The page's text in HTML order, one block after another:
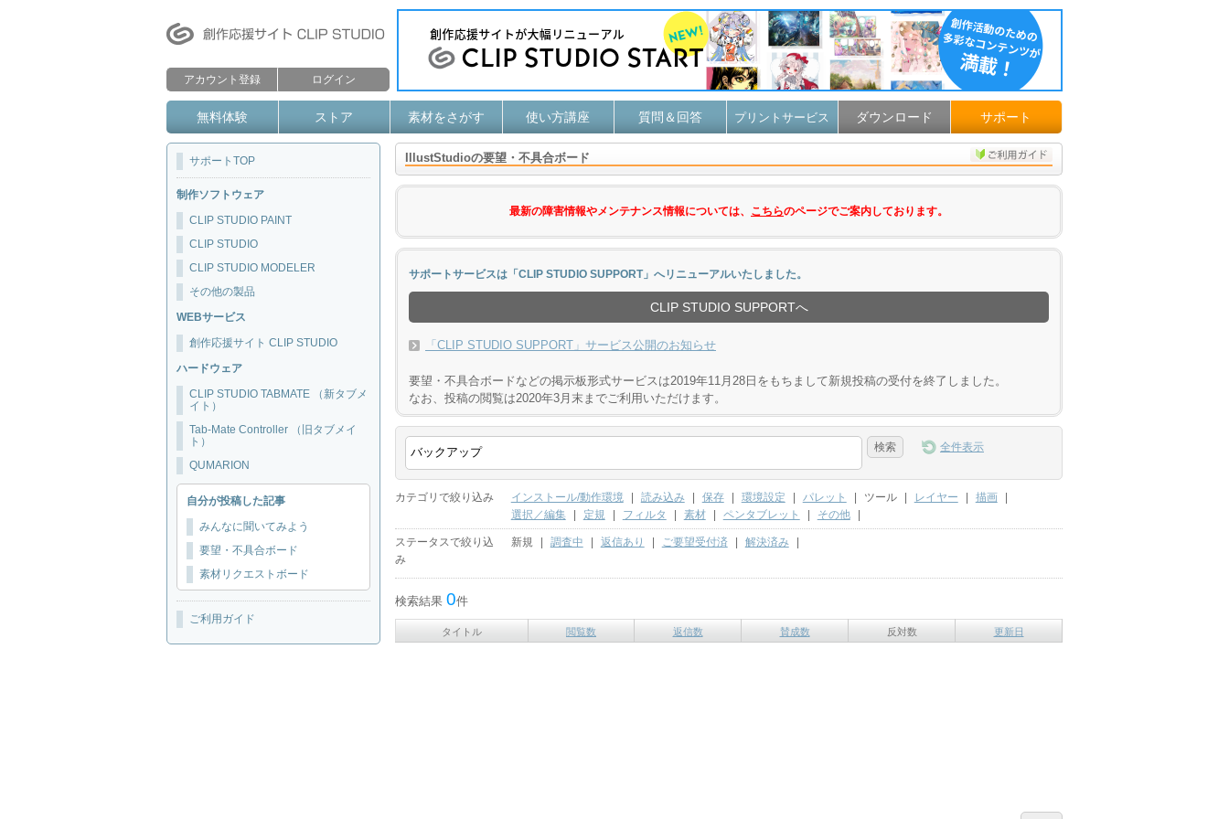
アカウント登録 ログイン
無料体験 ストア 素材をさがす 使い方講座 質問＆回答 プリントサービス ダウンロード サポート
サポートTOP
制作ソフトウェア
CLIP STUDIO PAINT
CLIP STUDIO
CLIP STUDIO MODELER
その他の製品
WEBサービス
創作応援サイト CLIP STUDIO
ハードウェア
CLIP STUDIO TABMATE （新タブメ
イト）
Tab-Mate Controller （旧タブメイ
ト）
QUMARION
自分が投稿した記事
みんなに聞いてみよう
要望・不具合ボード
素材リクエストボード
ご利用ガイド
IllustStudioの要望・不具合ボード
最新の障害情報やメンテナンス情報については、 こちらのページでご案内しております。
サポートサービスは「CLIP STUDIO SUPPORT」へリニューアルいたしました。
CLIP STUDIO SUPPORTへ
「CLIP STUDIO SUPPORT」サービス公開のお知らせ
要望・不具合ボードなどの掲示板形式サービスは2019年11月28日をもちまして新規投稿の受付を終了しました。
なお、投稿の閲覧は2020年3月末までご利用いただけます。
全件表示
カテゴリで絞り込み インストール/動作環境 読み込み 保存 環境設定 パレット ツール レイヤー 描画
選択／編集
定規 フィルタ 素材 ペンタブレット その他
ステータスで絞り込
み
新規 調査中 返信あり ご要望受付済 解決済み
検索結果 0件
タイトル 閲覧数 返信数 賛成数 反対数 更新日